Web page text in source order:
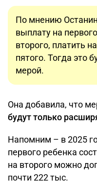
По мнению
выплату на
второго, платить
пятого. Тогда это
мерой.
Она добавила, что
будут только
Напомним – в 2025
первого ребенка
на второго можно
почти 222 тыс.